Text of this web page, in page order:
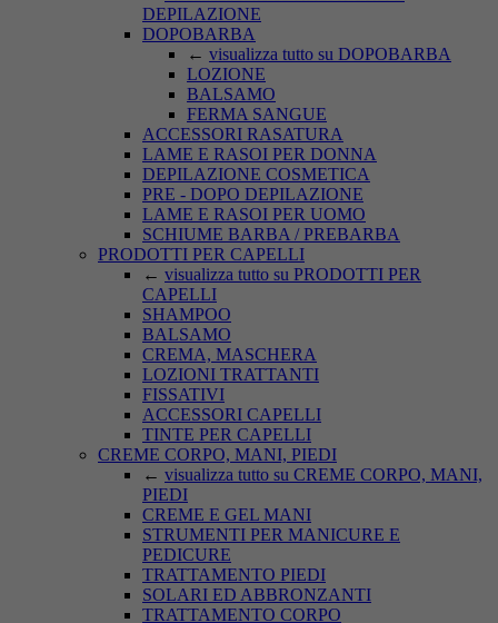
DEPILAZIONE
DOPOBARBA
← visualizza tutto su DOPOBARBA
LOZIONE
BALSAMO
FERMA SANGUE
ACCESSORI RASATURA
LAME E RASOI PER DONNA
DEPILAZIONE COSMETICA
PRE - DOPO DEPILAZIONE
LAME E RASOI PER UOMO
SCHIUME BARBA / PREBARBA
PRODOTTI PER CAPELLI
← visualizza tutto su PRODOTTI PER
CAPELLI
SHAMPOO
BALSAMO
CREMA, MASCHERA
LOZIONI TRATTANTI
FISSATIVI
ACCESSORI CAPELLI
TINTE PER CAPELLI
CREME CORPO, MANI, PIEDI
← visualizza tutto su CREME CORPO, MANI,
PIEDI
CREME E GEL MANI
STRUMENTI PER MANICURE E
PEDICURE
TRATTAMENTO PIEDI
SOLARI ED ABBRONZANTI
TRATTAMENTO CORPO